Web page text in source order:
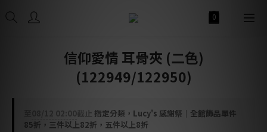
信仰愛情 耳骨夾 (二色)
(122949/122950)
08/12 02:00截止 指定分類，Lucy's 感謝祭｜全館飾品單件
85折，三件以上82折，五件以上8折